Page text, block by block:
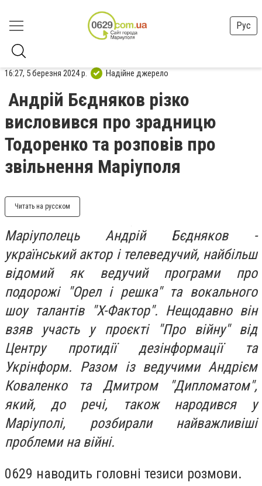
Рус
16:27, 5 березня 2024 р. Надійне джерело
Андрій Бєдняков різко
висловився про зрадницю
Тодоренко та розповів про
звільнення Маріуполя
Читать на русском
Маріуполець Андрій Бєдняков -
український актор і телеведучий, найбільш
відомий як ведучий програми про
подорожі "Орел і решка" та вокального
шоу талантів "X-Фактор". Нещодавно він
взяв участь у проєкті "Про війну" від
Центру протидії дезінформації та
Укрінформ. Разом із ведучими Андрієм
Коваленко та Дмитром "Дипломатом",
який, до речі, також народився у
Маріуполі, розбирали найважливіші
проблеми на війні.
0629 наводить головні тезиси розмови.